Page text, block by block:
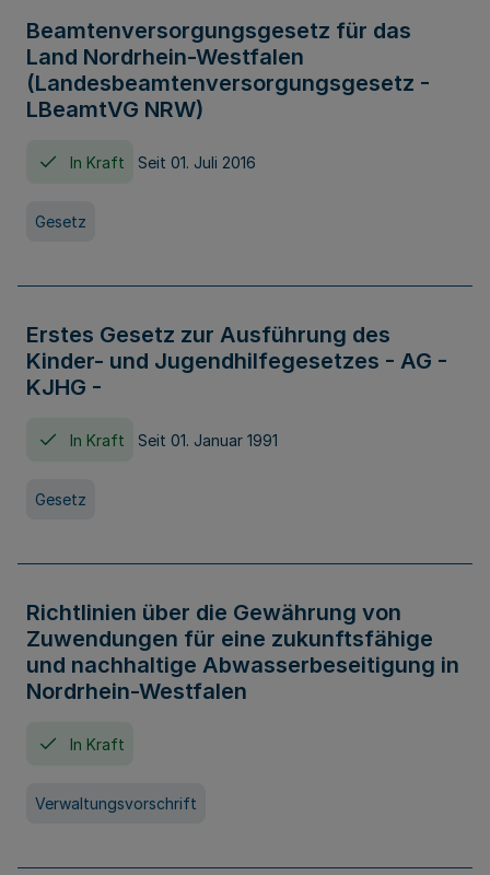
Beamtenversorgungsgesetz für das
Land Nordrhein-Westfalen
(Landesbeamtenversorgungsgesetz -
LBeamtVG NRW)
In Kraft Seit 01. Juli 2016
Gesetz
Erstes Gesetz zur Ausführung des
Kinder- und Jugendhilfegesetzes - AG -
KJHG -
In Kraft Seit 01. Januar 1991
Gesetz
Richtlinien über die Gewährung von
Zuwendungen für eine zukunftsfähige
und nachhaltige Abwasserbeseitigung in
Nordrhein-Westfalen
In Kraft
Verwaltungsvorschrift